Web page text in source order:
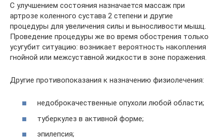
С улучшением состояния назначается массаж при
артрозе коленного сустава 2 степени и другие
процедуры для увеличения силы и выносливости мышц.
Проведение процедуры же во время обострения только
усугубит ситуацию: возникает вероятность накопления
гнойной или межсуставной жидкости в зоне поражения.
Другие противопоказания к назначению физиолечения:
недоброкачественные опухоли любой области;
туберкулез в активной форме;
эпилепсия;